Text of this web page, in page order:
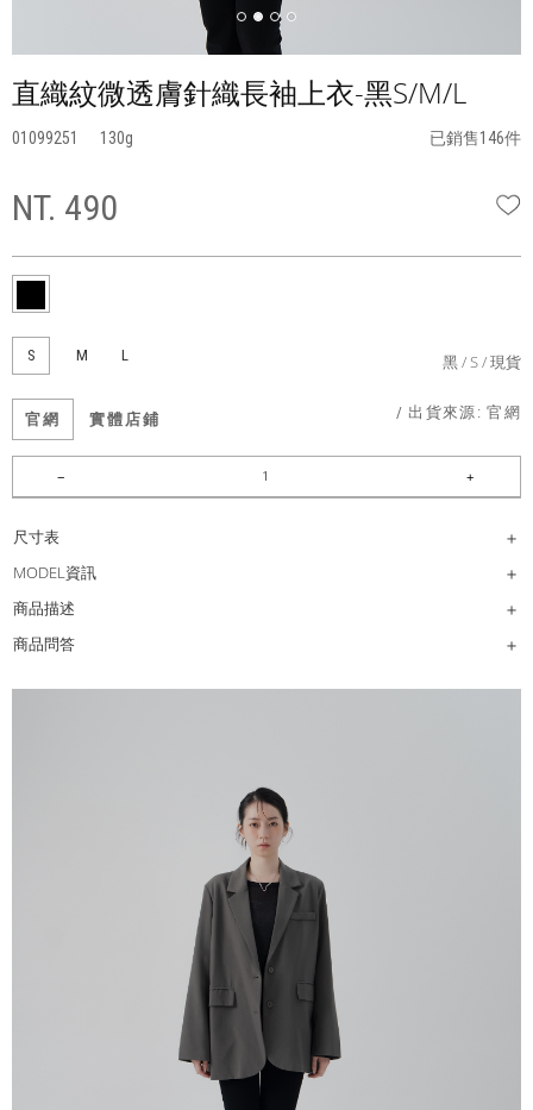
直織紋微透膚針織長袖上衣-黑S/M/L
01099251 130 已銷售146件
NT. 490
S M L 黑 S 現貨
官網 實體店鋪 / 出貨來源:官網
尺寸表
MODEL資訊
商品描述
商品問答